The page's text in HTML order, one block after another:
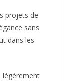
projets de
sans
dans les
légèrement